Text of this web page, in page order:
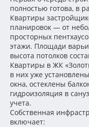
полностью готова, в
Квартиры
планировок — от
просторных
этажи. Площади
высота потолков
Квартиры в ЖК
в них уже
окна, остеклены
гидроизоляция в
учета.
Собственная
включает: